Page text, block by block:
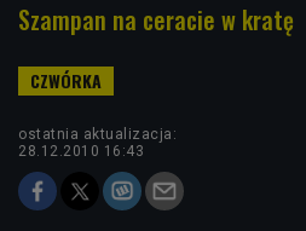
Szampan na ceracie w kratę
ostatnia aktualizacja:
28.12.2010 16:43